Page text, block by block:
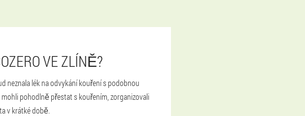
VE ZLÍNĚ?
neznala lék na odvykání kouření s podobnou
pohodlně přestat s kouřením, zorganizovali
v krátké době.